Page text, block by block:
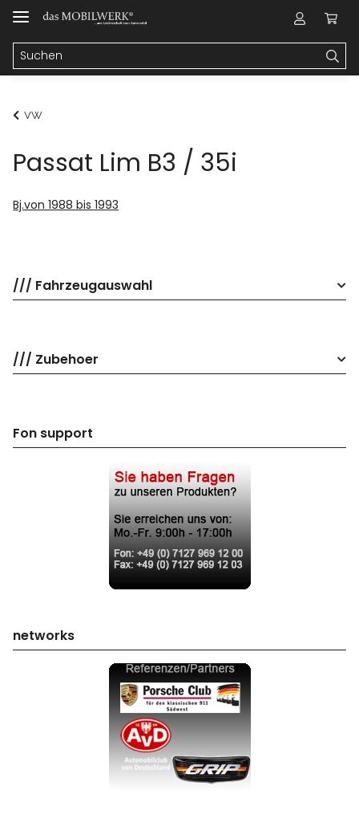
VW
Passat Lim B3 / 35i
Bj.von 1988 bis 1993
/// Fahrzeugauswahl
/// Zubehoer
Fon support
networks